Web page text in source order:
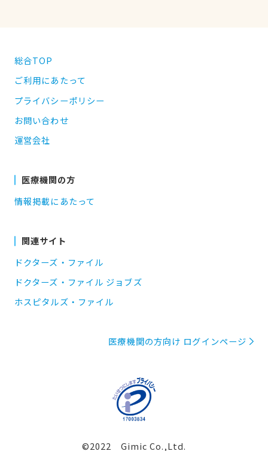
総合TOP
ご利用にあたって
プライバシーポリシー
お問い合わせ
運営会社
医療機関の方
情報掲載にあたって
関連サイト
ドクターズ・ファイル
ドクターズ・ファイル ジョブズ
ホスピタルズ・ファイル
医療機関の方向け ログインページ
©2022 Gimic Co.,Ltd.